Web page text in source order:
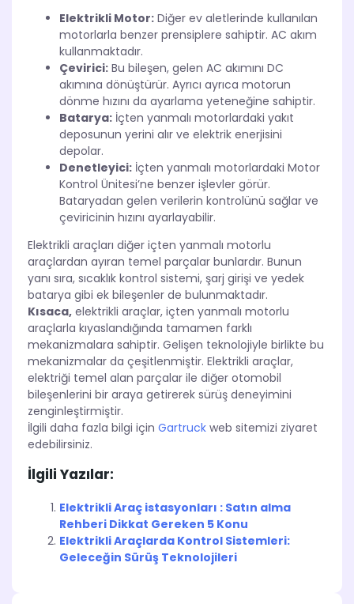
Elektrikli Motor: Diğer ev aletlerinde kullanılan
motorlarla benzer prensiplere sahiptir. AC akım
kullanmaktadır.
Çevirici: Bu bileşen, gelen AC akımını DC
akımına dönüştürür. Ayrıcı ayrıca motorun
dönme hızını da ayarlama yeteneğine sahiptir.
Batarya: İçten yanmalı motorlardaki yakıt
deposunun yerini alır ve elektrik enerjisini
depolar.
Denetleyici: İçten yanmalı motorlardaki Motor
Kontrol Ünitesi’ne benzer işlevler görür.
Bataryadan gelen verilerin kontrolünü sağlar ve
çeviricinin hızını ayarlayabilir.
Elektrikli araçları diğer içten yanmalı motorlu
araçlardan ayıran temel parçalar bunlardır. Bunun
yanı sıra, sıcaklık kontrol sistemi, şarj girişi ve yedek
batarya gibi ek bileşenler de bulunmaktadır.
Kısaca, elektrikli araçlar, içten yanmalı motorlu
araçlarla kıyaslandığında tamamen farklı
mekanizmalara sahiptir. Gelişen teknolojiyle birlikte bu
mekanizmalar da çeşitlenmiştir. Elektrikli araçlar,
elektriği temel alan parçalar ile diğer otomobil
bileşenlerini bir araya getirerek sürüş deneyimini
zenginleştirmiştir.
İlgili daha fazla bilgi için Gartruck web sitemizi ziyaret
edebilirsiniz.
İlgili Yazılar:
Elektrikli Araç istasyonları : Satın alma
Rehberi Dikkat Gereken 5 Konu
Elektrikli Araçlarda Kontrol Sistemleri:
Geleceğin Sürüş Teknolojileri